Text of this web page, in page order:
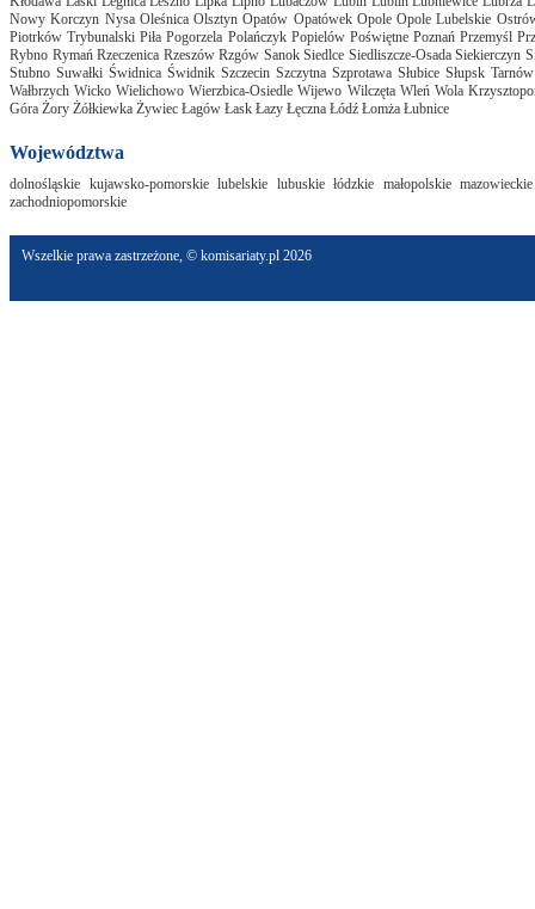
Nowy Korczyn Nysa Oleśnica Olsztyn Opatów Opatówek Opole Opole Lubelskie
Piotrków Trybunalski Piła Pogorzela Polańczyk Popielów Poświętne Poznań Przemyśl
Rybno Rymań Rzeczenica Rzeszów Rzgów Sanok Siedlce Siedliszcze-Osada Siekierczyn
Stubno Suwałki Świdnica Świdnik Szczecin Szczytna Szprotawa Słubice Słupsk Tarnów
Wałbrzych Wicko Wielichowo Wierzbica-Osiedle Wijewo Wilczęta Wleń Wola
Góra Żory Żółkiewka Żywiec Łagów Łask Łazy Łęczna Łódź Łomża Łubnice
Województwa
dolnośląskie kujawsko-pomorskie lubelskie lubuskie łódzkie małopolskie mazowieckie
zachodniopomorskie
Wszelkie prawa zastrzeżone, © komisariaty.pl 2026